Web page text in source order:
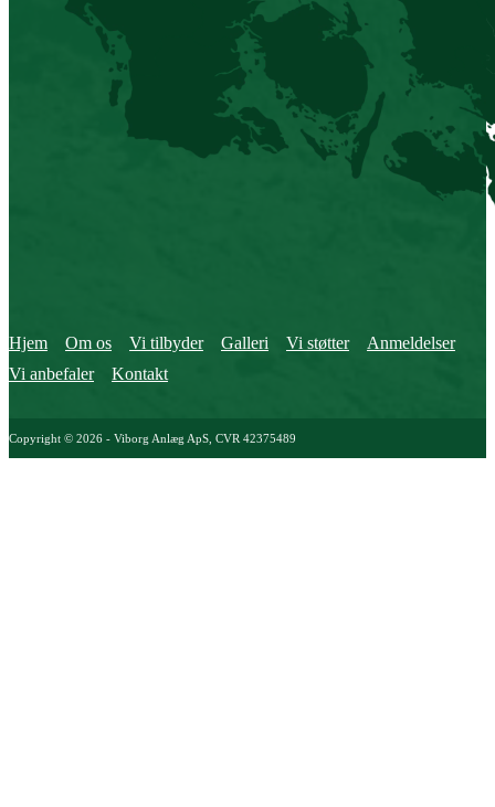
Hjem Om os Vi tilbyder Galleri Vi støtter
Anmeldelser
Vi anbefaler
Kontakt
Copyright © 2026 - Viborg Anlæg ApS, CVR 42375489